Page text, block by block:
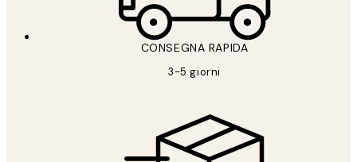
CONSEGNA RAPIDA
3-5 giorni